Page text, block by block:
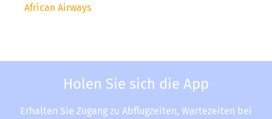
African Airways
Holen Sie sich die App
Erhalten Sie Zugang zu Abflugzeiten, Wartezeiten bei